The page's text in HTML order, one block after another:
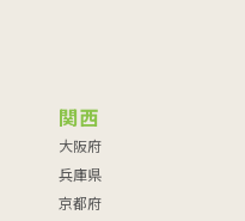
関西
大阪府
兵庫県
京都府